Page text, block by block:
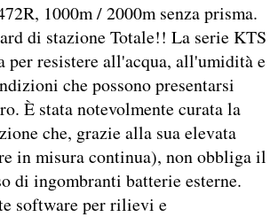
1000m / 2000m senza prisma.
di stazione Totale!! La serie KTS
per resistere all'acqua, all'umidità e
che possono presentarsi
È stata notevolmente curata la
che, grazie alla sua elevata
in misura continua), non obbliga il
di ingombranti batterie esterne.
software per rilievi e